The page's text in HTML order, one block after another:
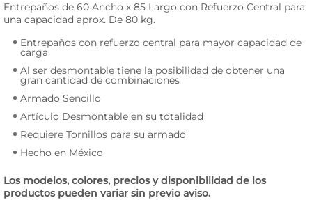
Entrepaños de 60 Ancho x 85 Largo con Refuerzo Central para
una capacidad aprox. De 80 kg.
Entrepaños con refuerzo central para mayor capacidad de
carga
Al ser desmontable tiene la posibilidad de obtener una
gran cantidad de combinaciones
Armado Sencillo
Artículo Desmontable en su totalidad
Requiere Tornillos para su armado
Hecho en México
Los modelos, colores, precios y disponibilidad de los
productos pueden variar sin previo aviso.